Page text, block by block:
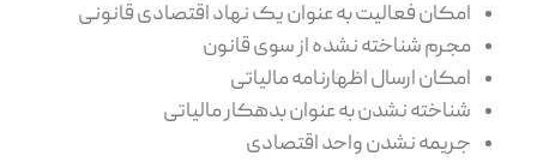
امکان فعالیت به عنوان یک نهاد اقتصادی قانونی
مجرم شناخته نشده از سوی قانون
امکان ارسال اظهارنامه مالیاتی
شناخته نشدن به عنوان بدهکار مالیاتی
جریمه نشدن واحد اقتصادی